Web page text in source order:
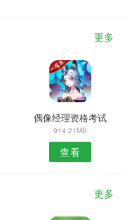
更多
偶像经理资格考试
914.21MB
查看
更多